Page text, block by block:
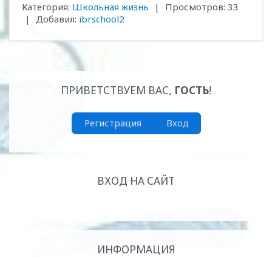
Категория: Школьная жизнь | Просмотров: 33
|
Добавил: ibrschool2
ПРИВЕТСТВУЕМ ВАС, ГОСТЬ!
Регистрация Вход
ВХОД НА САЙТ
ИНФОРМАЦИЯ